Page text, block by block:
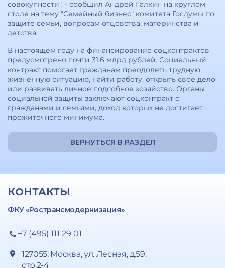
совокупности", - сообщил Андрей Галкин на круглом
столе на тему "Семейный бизнес" комитета Госдумы по
защите семьи, вопросам отцовства, материнства и
детства.
В настоящем году на финансирование соцконтрактов
предусмотрено почти 31,6 млрд рублей. Социальный
контракт помогает гражданам преодолеть трудную
жизненную ситуацию, найти работу, открыть свое дело
или развивать личное подсобное хозяйство. Органы
социальной защиты заключают соцконтракт с
гражданами и семьями, доход которых не достигает
прожиточного минимума.
ВЕРНУТЬСЯ В РАЗДЕЛ
КОНТАКТЫ
ФКУ «Ространсмодернизация»
+7 (495) 111 29 01
127055, Москва, ул. Лесная, д.59,
стр.2-4